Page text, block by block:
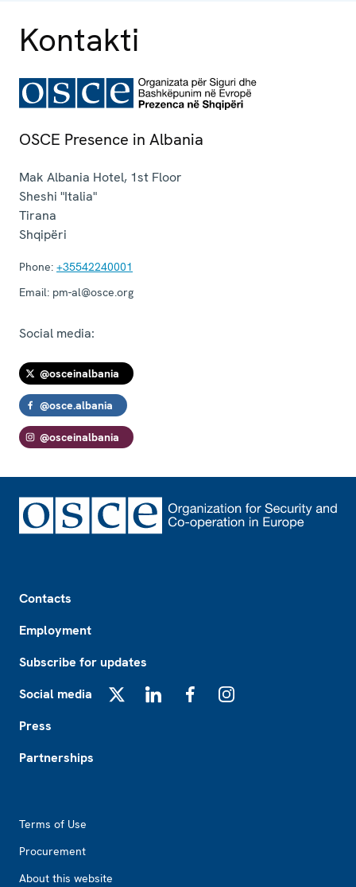
Kontakti
OSCE Presence in Albania
Mak Albania Hotel, 1st Floor
Sheshi "Italia"
Tirana
Shqipëri
Phone: +35542240001
Email: pm-al@osce.org
Social media:
@osceinalbania
@osce.albania
@osceinalbania
Contacts
Employment
Subscribe for updates
Social media
Press
Partnerships
Terms of Use
Procurement
About this website